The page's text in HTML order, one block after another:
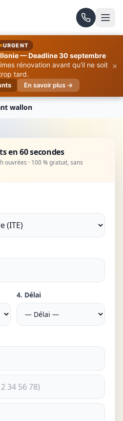
URGENT
— Deadline 30 septembre
rénovation avant qu'il ne soit
tard.
En savoir plus →
×
wallon
en 60 secondes
ouvrées · 100 % gratuit, sans
4. Délai